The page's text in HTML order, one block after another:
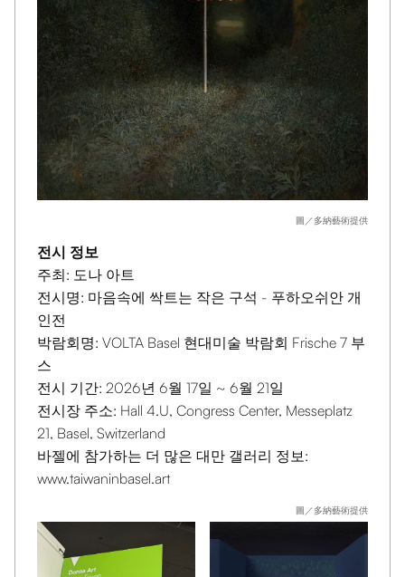
圖／多納藝術提供
전시 정보
주최: 도나 아트
전시명: 마음속에 싹트는 작은 구석 - 푸하오쉬안 개
인전
박람회명: VOLTA Basel 현대미술 박람회 Frische 7 부
스
전시 기간: 2026년 6월 17일 ~ 6월 21일
전시장 주소: Hall 4.U, Congress Center, Messeplatz
21, Basel, Switzerland
바젤에 참가하는 더 많은 대만 갤러리 정보:
www.taiwaninbasel.art
圖／多納藝術提供